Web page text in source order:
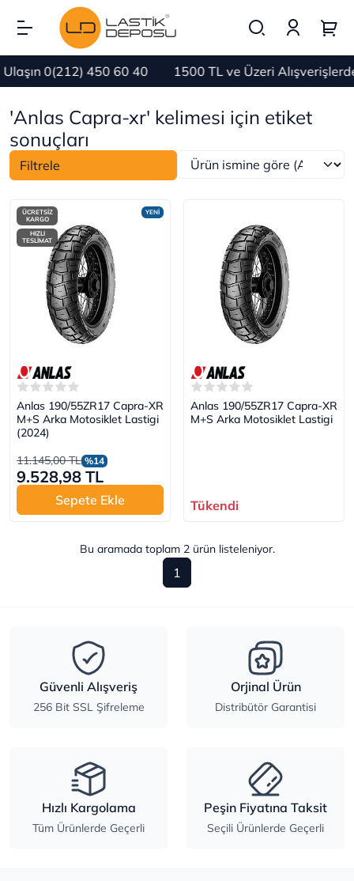
0(212) 450 60 40 1500 TL ve Üzeri Alışverişlerde
'Anlas Capra-xr' kelimesi için etiket
sonuçları
Filtrele
YENİ
ÜCRETSİZ
KARGO
HIZLI
TESLİMAT
Anlas 190/55ZR17 Capra-XR
M+S Arka Motosiklet Lastigi
(2024)
11.145,00 TL %14
9.528,98 TL
Sepete Ekle
Anlas 190/55ZR17 Capra-XR
M+S Arka Motosiklet Lastigi
Tükendi
Bu aramada toplam 2ürün listeleniyor.
1
Güvenli Alışveriş
256 Bit SSL Şifreleme
Orjinal Ürün
Distribütör Garantisi
Hızlı Kargolama
Tüm Ürünlerde Geçerli
Peşin Fiyatına Taksit
Seçili Ürünlerde Geçerli